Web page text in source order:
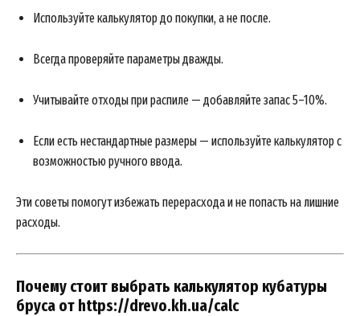
Используйте калькулятор до покупки, а не после.
Всегда проверяйте параметры дважды.
Учитывайте отходы при распиле — добавляйте запас 5–10%.
Если есть нестандартные размеры — используйте калькулятор с
возможностью ручного ввода.
Эти советы помогут избежать перерасхода и не попасть на лишние
расходы.
Почему стоит выбрать калькулятор кубатуры
бруса от https://drevo.kh.ua/calc